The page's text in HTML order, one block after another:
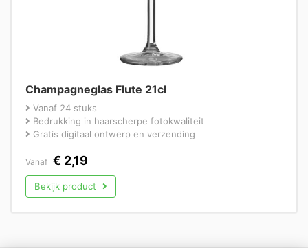
Champagneglas Flute 21cl
Vanaf 24 stuks
Bedrukking in haarscherpe fotokwaliteit
Gratis digitaal ontwerp en verzending
Vanaf € 2,19
Bekijk product